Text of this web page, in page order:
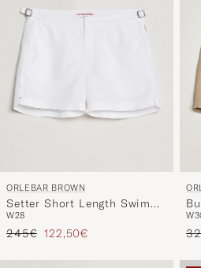
ORLEBAR BROWN
Setter Short Length Swim
Shorts White
W28
Regulärer Preis
245€ Reduzierter Preis
122,50€